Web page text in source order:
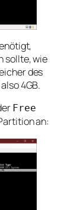
sollte, wie
des
4GB.
Free
an: